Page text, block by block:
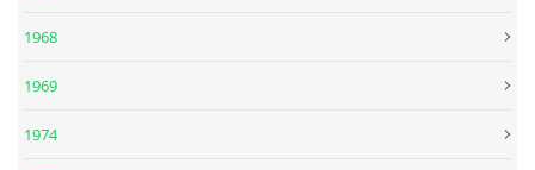
1968
1969
1974